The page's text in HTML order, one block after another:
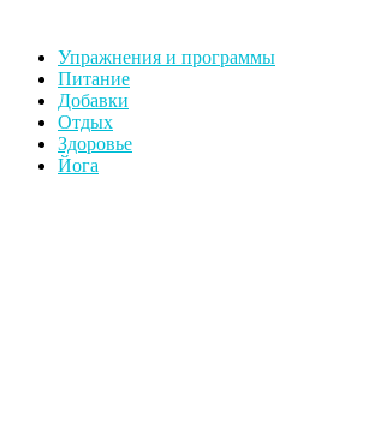
Упражнения и программы
Питание
Добавки
Отдых
Здоровье
Йога